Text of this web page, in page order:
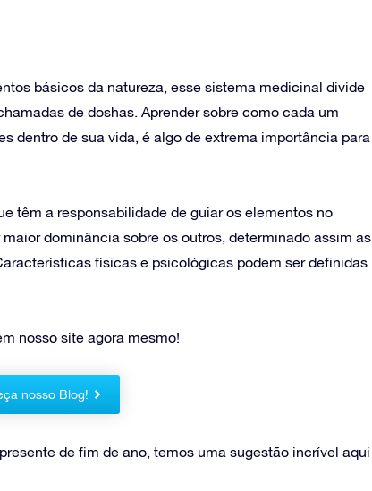
básicos da natureza, esse sistema medicinal divide
de doshas. Aprender sobre como cada um
dentro de sua vida, é algo de extrema importância para
têm a responsabilidade de guiar os elementos no
dominância sobre os outros, determinado assim as
físicas e psicológicas podem ser definidas
nosso site agora mesmo!
nosso Blog!
de fim de ano, temos uma sugestão incrível aqui